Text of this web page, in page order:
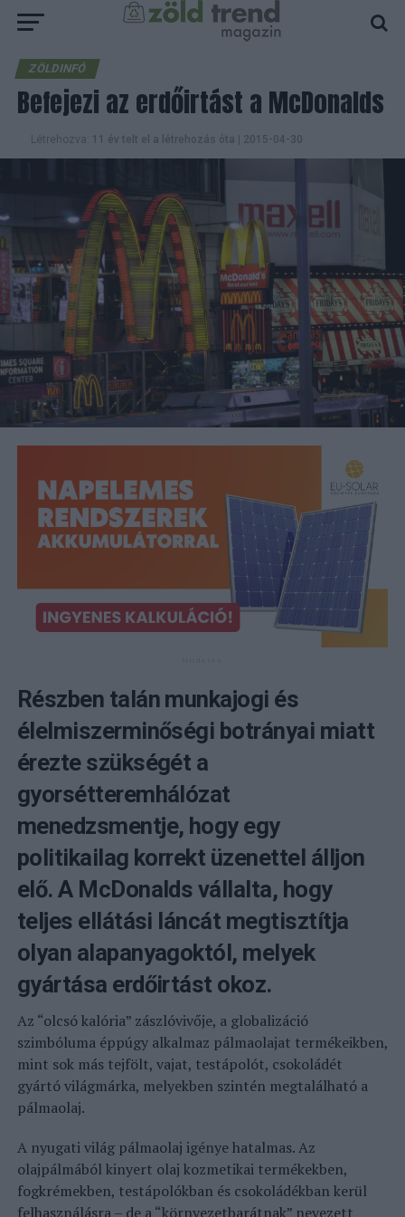
ZÖLDINFÓ
Befejezi az erdőirtást a McDonalds
Létrehozva: 11 év telt el a létrehozás óta 2015-04-30
Részben talán munkajogi és
élelmiszerminőségi botrányai miatt
érezte szükségét a
gyorsétteremhálózat
menedzsmentje, hogy egy
politikailag korrekt üzenettel álljon
elő. A McDonalds vállalta, hogy
teljes ellátási láncát megtisztítja
olyan alapanyagoktól, melyek
gyártása erdőirtást okoz.
Az “olcsó kalória” zászlóvivője, a globalizáció
szimbóluma éppúgy alkalmaz pálmaolajat termékeikben,
mint sok más tejfölt, vajat, testápolót, csokoládét
gyártó világmárka, melyekben szintén megtalálható a
pálmaolaj.
A nyugati világ pálmaolaj igénye hatalmas. Az
olajpálmából kinyert olaj kozmetikai termékekben,
fogkrémekben, testápolókban és csokoládékban kerül
felhasználásra – de a “környezetbarátnak” nevezett